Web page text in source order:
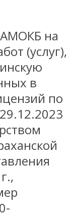
на
(услуг),
в
по